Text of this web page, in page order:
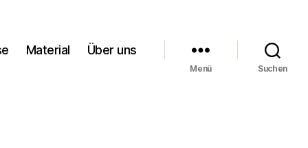
Material Über uns
Menü Suchen